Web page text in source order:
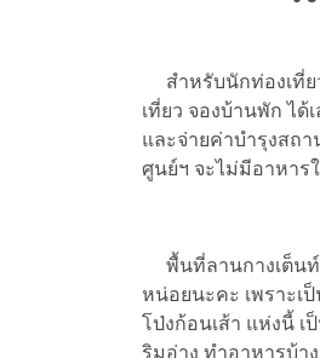
สำหรับนักท่องเที่ย
เที่ยว จองบ้านพัก ไ
และจ่ายค่าบำรุงสถา
ศูนย์ฯ จะไม่มีอาหาร
พื้นที่ลานกางเต็นท์
หน่อยนะคะ เพราะเ
โป่งก้อนเส้า แห่งนี้
ริมอ่าง ทำอาหารบ้า